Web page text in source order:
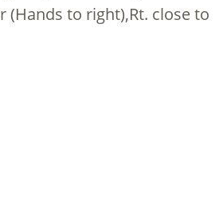
(Hands to right),Rt. close to